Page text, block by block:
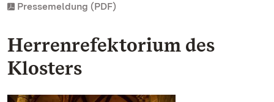
Pressemeldung (PDF)
Herrenrefektorium des
Klosters